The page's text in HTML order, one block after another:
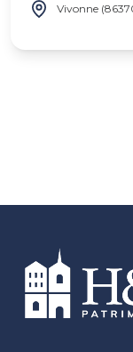
Vivonne